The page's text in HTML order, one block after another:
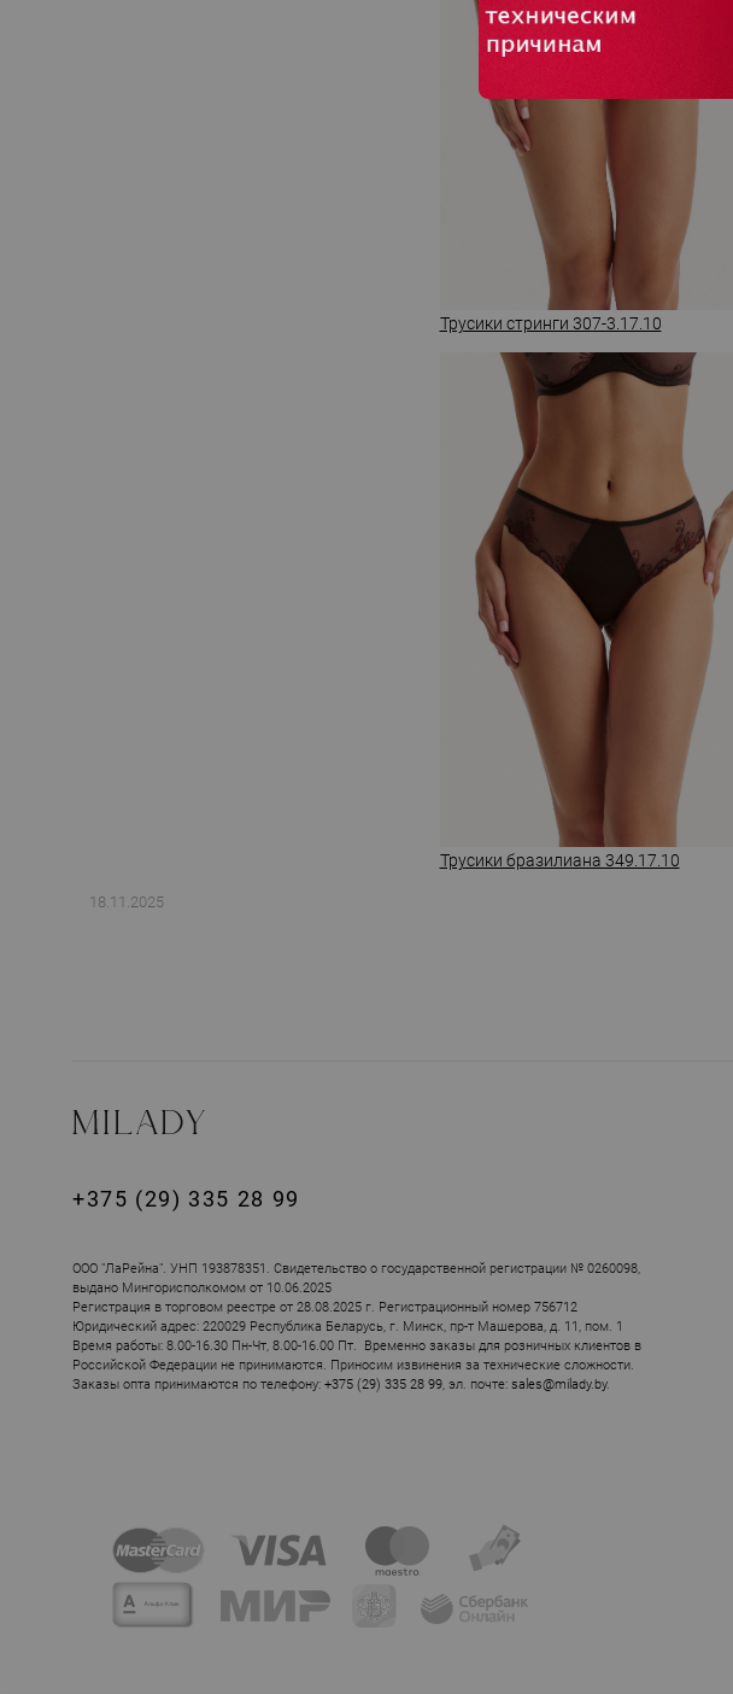
Трусики стринги 307-3.17.10
Трусики бразилиана 349.17.10
18.11.2025
+375 (29) 335 28 99
ООО "ЛаРейна". УНП 193878351. Свидетельство о государственной регистрации № 0260098,
выдано Мингорисполкомом от 10.06.2025
Регистрация в торговом реестре от 28.08.2025 г. Регистрационный номер 756712
Юридический адрес: 220029 Республика Беларусь, г. Минск, пр-т Машерова, д. 11, пом. 1
Время работы: 8.00-16.30 Пн-Чт, 8.00-16.00 Пт. Временно заказы для розничных клиентов в
Российской Федерации не принимаются. Приносим извинения за технические сложности.
Заказы опта принимаются по телефону: +375 (29) 335 28 99, эл. почте: sales@milady.by.